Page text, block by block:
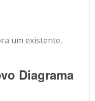
um existente.
Diagrama